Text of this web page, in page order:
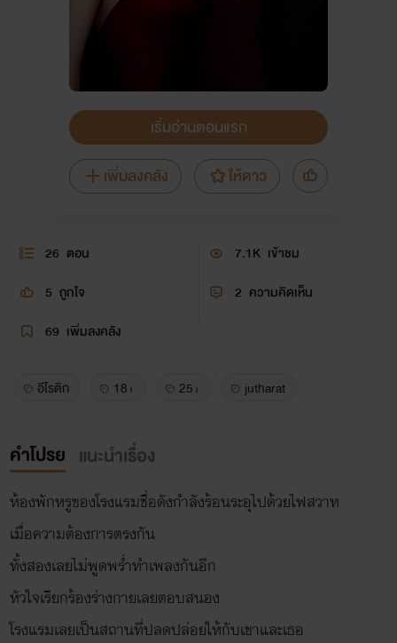
เริ่มอ่านตอนแรก
เพิ่มลงคลัง
ให้ดาว
26 ตอน 7.1K เข้าชม
5 ถูกใจ 2 ความคิดเห็น
69 เพิ่มลงคลัง
อีโรติก 18+ 25+ jutharat
คำโปรย แนะนำเรื่อง
ห้องพักหรูของโรงแรมชื่อดังกำลังร้อนระอุไปด้วยไฟสวาท
เมื่อความต้องการตรงกัน
ทั้งสองเลยไม่พูดพร่ำทำเพลงกันอีก
หัวใจเรียกร้องร่างกายเลยตอบสนอง
โรงแรมเลยเป็นสถานที่ปลดปล่อยให้กับเขาและเธอ